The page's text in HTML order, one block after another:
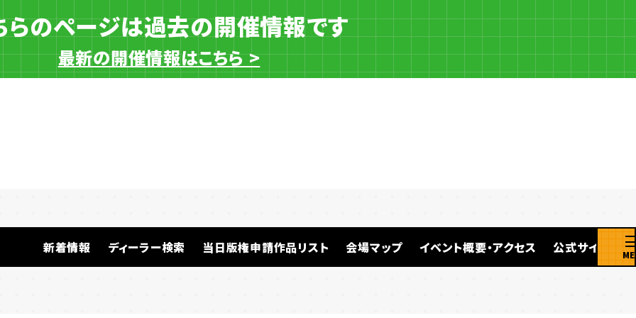
らのページは過去の開催情報です
最新の開催情報はこちら >
新着情報 ディーラー検索 当日版権申請作品リスト 会場マップ イベント概要・アクセス 公式サイト
一般ディーラー